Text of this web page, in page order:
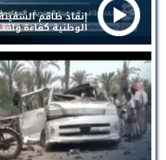
إنقاذ طاقم
الوطنية كفاءة